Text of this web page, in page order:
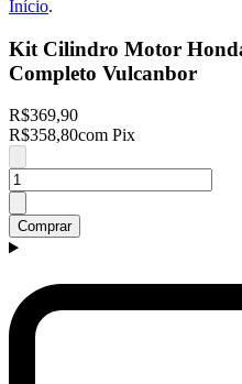
Início.
Kit Cilindro Motor
Completo Vulcanbor
R$369,90
R$358,80com Pix
Comprar